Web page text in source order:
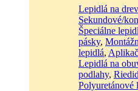
Lepidlá na
Sekundové/
Špeciálne
pásky,
lepidlá,
Lepidlá na
podlahy,
Polyuretánové